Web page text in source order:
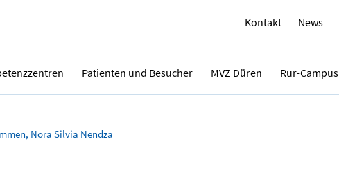
Kontakt News
Patienten und Besucher MVZ Düren Rur-Campus
Nora Silvia Nendza